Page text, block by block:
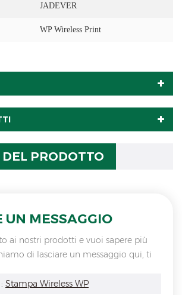
JADEVER
WP Wireless Print
PRODOTTO
UN MESSAGGIO
ai nostri prodotti e vuoi sapere più
di lasciare un messaggio qui, ti
Stampa Wireless WP